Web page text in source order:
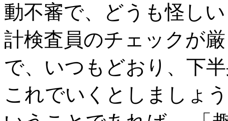
動不審で、どうも怪し
計検査員のチェックが
で、いつもどおり、下
これでいくとしましょ